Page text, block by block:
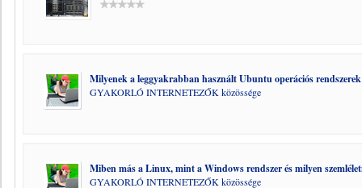
Milyenek a leggyakrabban használt Ubuntu operációs rendszerek
GYAKORLÓ INTERNETEZŐK közössége
Miben más a Linux, mint a Windows rendszer és milyen
GYAKORLÓ INTERNETEZŐK közössége